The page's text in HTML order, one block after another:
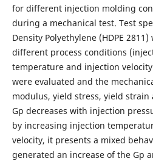
for different injection molding
during a mechanical test. Test
Density Polyethylene (HDPE
different process conditions
temperature and injection
were evaluated and the
modulus, yield stress, yield
Gp decreases with injection
by increasing injection
velocity, it presents a mixed
generated an increase of the Gp